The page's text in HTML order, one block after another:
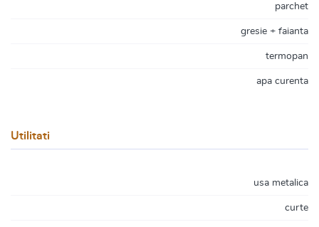
parchet
gresie + faianta
termopan
apa curenta
Utilitati
usa metalica
curte